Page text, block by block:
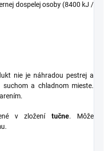
dospelej osoby (8400 kJ /
nie je náhradou pestrej a
suchom a chladnom mieste.
v zložení tučne. Môže